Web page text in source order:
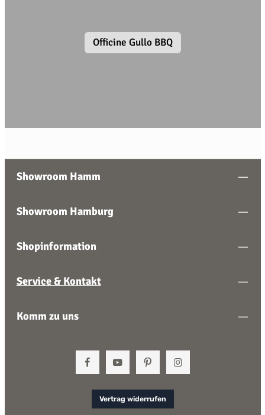
Officine Gullo BBQ
Showroom Hamm
Showroom Hamburg
Shopinformation
Service & Kontakt
Komm zu uns
Vertrag widerrufen